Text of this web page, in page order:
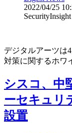
2022/04/25
SecurityInsight
デジタルアーツは
対策に関するホワ
シスコ、中
ーセキュリ
設置